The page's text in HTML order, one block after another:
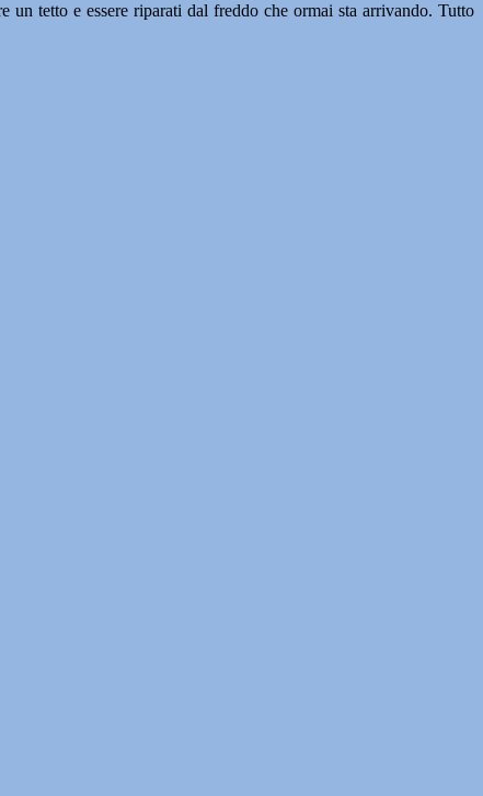
tetto e essere riparati dal freddo che ormai sta arrivando. Tutto